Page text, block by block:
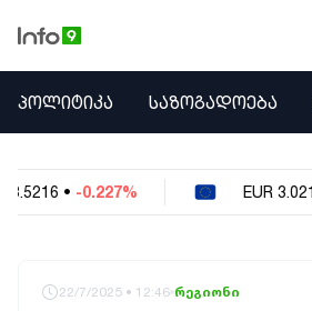
ᲞᲝᲚᲘᲢᲘᲙᲐ
ᲔᲙᲝᲜᲝᲛᲘᲙᲐ
ᲣᲪᲮᲝᲔᲗᲘ
ᲞᲝᲚᲘᲢᲘᲙᲐ ᲡᲐᲖᲝᲒᲐᲓᲝᲔᲑᲐ
EUR 3.0212 -0.172%
22/7/2025 • 12:46 რეგიონი